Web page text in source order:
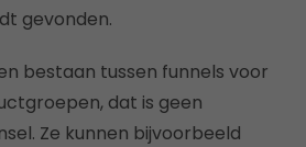
gevonden.
bestaan tussen funnels voor
dat is geen
Ze kunnen bijvoorbeeld